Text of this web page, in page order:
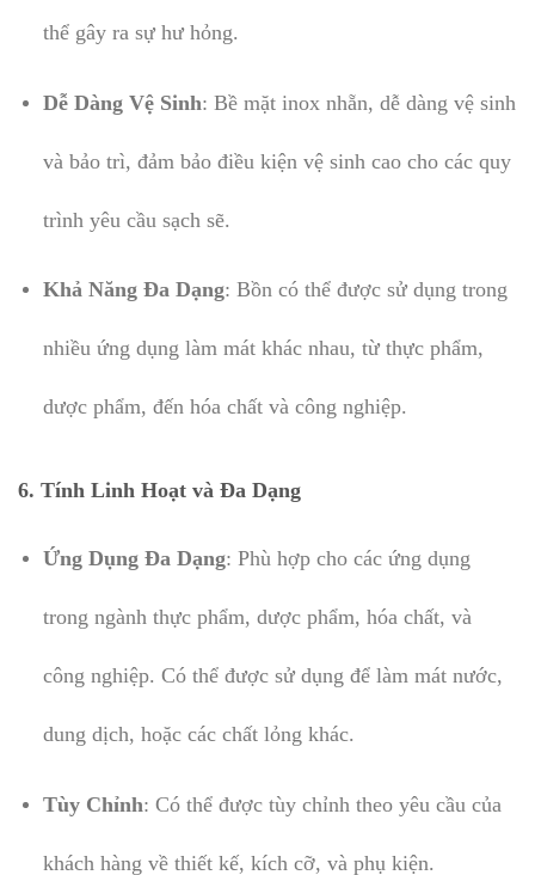
thể gây ra sự hư hỏng.
Dễ Dàng Vệ Sinh: Bề mặt inox nhẵn, dễ dàng vệ sinh
và bảo trì, đảm bảo điều kiện vệ sinh cao cho các quy
trình yêu cầu sạch sẽ.
Khả Năng Đa Dạng: Bồn có thể được sử dụng trong
nhiều ứng dụng làm mát khác nhau, từ thực phẩm,
dược phẩm, đến hóa chất và công nghiệp.
6. Tính Linh Hoạt và Đa Dạng
Ứng Dụng Đa Dạng: Phù hợp cho các ứng dụng
trong ngành thực phẩm, dược phẩm, hóa chất, và
công nghiệp. Có thể được sử dụng để làm mát nước,
dung dịch, hoặc các chất lỏng khác.
Tùy Chỉnh: Có thể được tùy chỉnh theo yêu cầu của
khách hàng về thiết kế, kích cỡ, và phụ kiện.